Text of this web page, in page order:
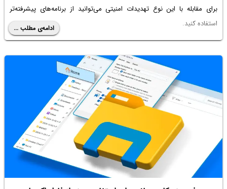
برای مقابله با این نوع تهدیدات امنیتی می‌توانید از برنامه‌های پیشرفته‌تر
استفاده کنید.
در آپدیت جدید برنامه‌ی تماس تلفنی سامسونگ، گزینه‌ای برای هشدار دادن در
مورد تماس‌های مشکوک اضافه شده است. در ادامه به جزئیات بیشتر این خبر
ادامه‌ی مطلب ...